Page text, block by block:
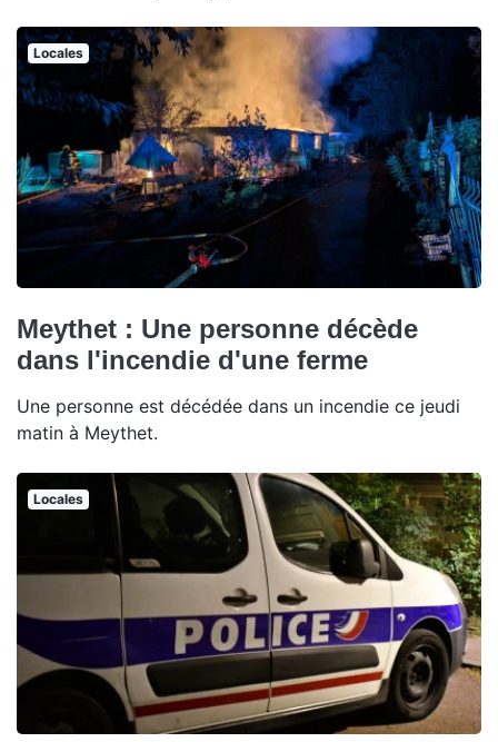
Locales
Meythet : Une personne décède
dans l'incendie d'une ferme
Une personne est décédée dans un incendie ce jeudi
matin à Meythet.
Locales